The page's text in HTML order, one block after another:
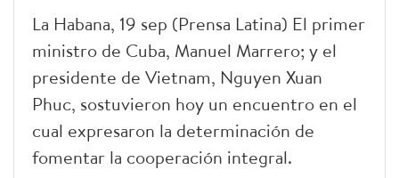
La Habana, 19 sep (Prensa Latina) El primer
ministro de Cuba, Manuel Marrero; y el
presidente de Vietnam, Nguyen Xuan
Phuc, sostuvieron hoy un encuentro en el
cual expresaron la determinación de
fomentar la cooperación integral.